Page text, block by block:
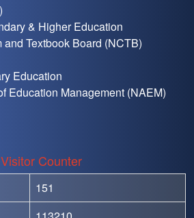
& Higher Education
Textbook Board (NCTB)
Education
Education Management (NAEM)
Visitor Counter
151